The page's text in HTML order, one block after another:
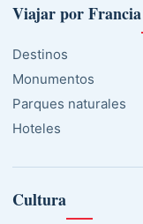
Viajar por Francia
Destinos
Monumentos
Parques naturales
Hoteles
Cultura